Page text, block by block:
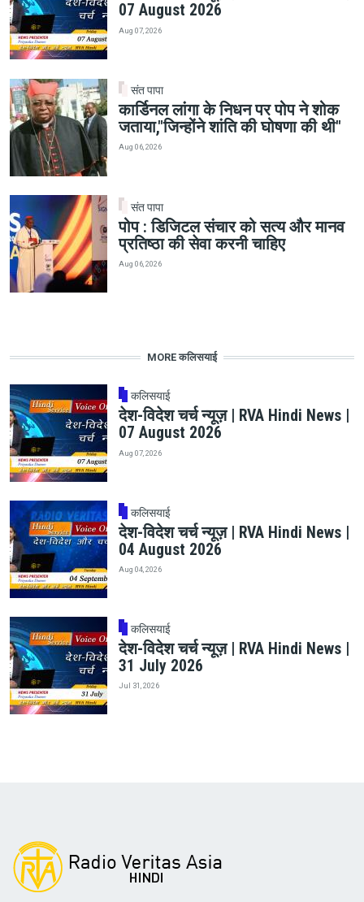
07 August 2026
Aug 07, 2026
संत पापा
कार्डिनल लांगा के निधन पर पोप ने शोक
जताया,"जिन्होंने शांति की घोषणा की थी"
Aug 06, 2026
संत पापा
पोप : डिजिटल संचार को सत्य और मानव
प्रतिष्ठा की सेवा करनी चाहिए
Aug 06, 2026
MORE कलिसयाई
कलिसयाई
देश-विदेश चर्च न्यूज़ | RVA Hindi News |
07 August 2026
Aug 07, 2026
कलिसयाई
देश-विदेश चर्च न्यूज़ | RVA Hindi News |
04 August 2026
Aug 04, 2026
कलिसयाई
देश-विदेश चर्च न्यूज़ | RVA Hindi News |
31 July 2026
Jul 31, 2026